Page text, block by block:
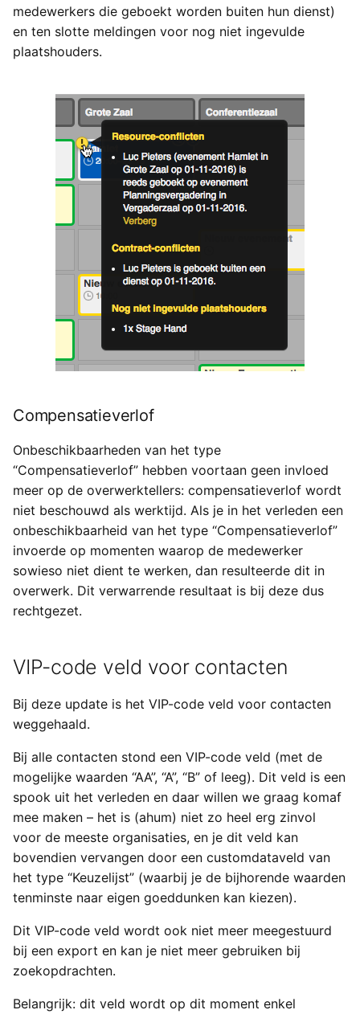
medewerkers die geboekt worden buiten hun dienst)
en ten slotte meldingen voor nog niet ingevulde
plaatshouders.
Compensatieverlof
Onbeschikbaarheden van het type
“Compensatieverlof” hebben voortaan geen invloed
meer op de overwerktellers: compensatieverlof wordt
niet beschouwd als werktijd. Als je in het verleden een
onbeschikbaarheid van het type “Compensatieverlof”
invoerde op momenten waarop de medewerker
sowieso niet dient te werken, dan resulteerde dit in
overwerk. Dit verwarrende resultaat is bij deze dus
rechtgezet.
VIP-code veld voor contacten
Bij deze update is het VIP-code veld voor contacten
weggehaald.
Bij alle contacten stond een VIP-code veld (met de
mogelijke waarden “AA”, “A”, “B” of leeg). Dit veld is een
spook uit het verleden en daar willen we graag komaf
mee maken – het is (ahum) niet zo heel erg zinvol
voor de meeste organisaties, en je dit veld kan
bovendien vervangen door een customdataveld van
het type “Keuzelijst” (waarbij je de bijhorende waarden
tenminste naar eigen goeddunken kan kiezen).
Dit VIP-code veld wordt ook niet meer meegestuurd
bij een export en kan je niet meer gebruiken bij
zoekopdrachten.
Belangrijk: dit veld wordt op dit moment enkel